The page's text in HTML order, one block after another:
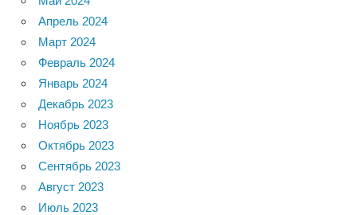
Апрель 2024
Март 2024
Февраль 2024
Январь 2024
Декабрь 2023
Ноябрь 2023
Октябрь 2023
Сентябрь 2023
Август 2023
Июль 2023